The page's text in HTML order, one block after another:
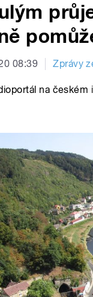
08:39 Zprávy
na českém